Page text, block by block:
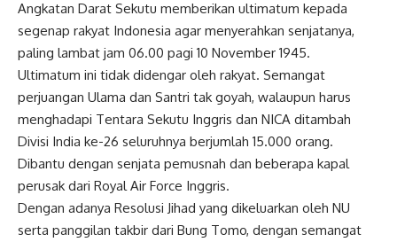
Angkatan Darat Sekutu memberikan ultimatum kepada
segenap rakyat Indonesia agar menyerahkan senjatanya,
paling lambat jam 06.00 pagi 10 November 1945.
Ultimatum ini tidak didengar oleh rakyat. Semangat
perjuangan Ulama dan Santri tak goyah, walaupun harus
menghadapi Tentara Sekutu Inggris dan NICA ditambah
Divisi India ke-26 seluruhnya berjumlah 15.000 orang.
Dibantu dengan senjata pemusnah dan beberapa kapal
perusak dari Royal Air Force Inggris.
Dengan adanya Resolusi Jihad yang dikeluarkan oleh NU
serta panggilan takbir dari Bung Tomo, dengan semangat